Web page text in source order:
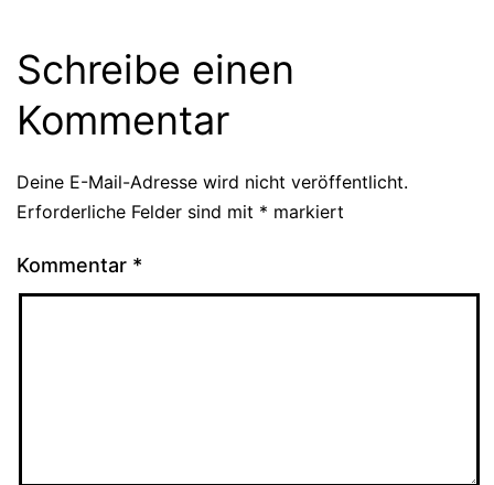
Schreibe einen
Kommentar
Deine E-Mail-Adresse wird nicht veröffentlicht.
Erforderliche Felder sind mit * markiert
Kommentar *